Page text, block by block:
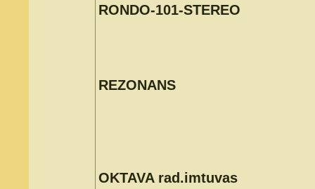
RONDO-101-STEREO
REZONANS
OKTAVA rad.imtuvas